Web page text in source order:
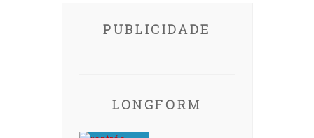
PUBLICIDADE
LONGFORM